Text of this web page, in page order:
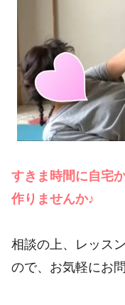
すきま時間に自宅
作りませんか♪
相談の上、レッス
ので、お気軽にお